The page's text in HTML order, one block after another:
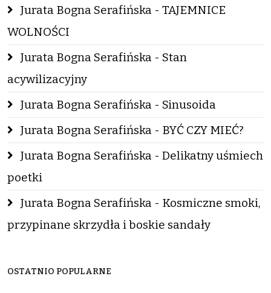
Jurata Bogna Serafińska - TAJEMNICE
WOLNOŚCI
Jurata Bogna Serafińska - Stan
acywilizacyjny
Jurata Bogna Serafińska - Sinusoida
Jurata Bogna Serafińska - BYĆ CZY MIEĆ?
Jurata Bogna Serafińska - Delikatny uśmiech
poetki
Jurata Bogna Serafińska - Kosmiczne smoki,
przypinane skrzydła i boskie sandały
OSTATNIO POPULARNE